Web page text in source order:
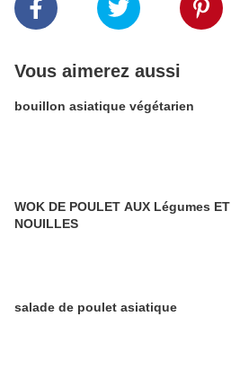
Vous aimerez aussi
bouillon asiatique végétarien
WOK DE POULET AUX Légumes ET
NOUILLES
salade de poulet asiatique